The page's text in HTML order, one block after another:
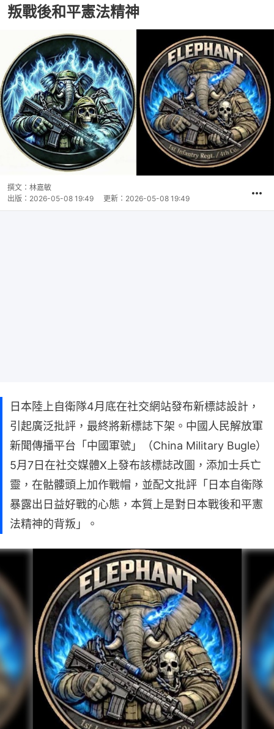
叛戰後和平憲法精神
撰文： 林嘉敏
出版： 2026-05-08 19:49 更新： 2026-05-08 19:49
日本陸上自衛隊4月底在社交網站發布新標誌設計，
引起廣泛批評，最終將新標誌下架。中國人民解放軍
新聞傳播平台「中國軍號」（China Military Bugle）
5月7日在社交媒體X上發布該標誌改圖，添加士兵亡
靈，在骷髏頭上加作戰帽，並配文批評「日本自衛隊
暴露出日益好戰的心態，本質上是對日本戰後和平憲
法精神的背叛」。